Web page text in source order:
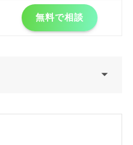
無料で相談